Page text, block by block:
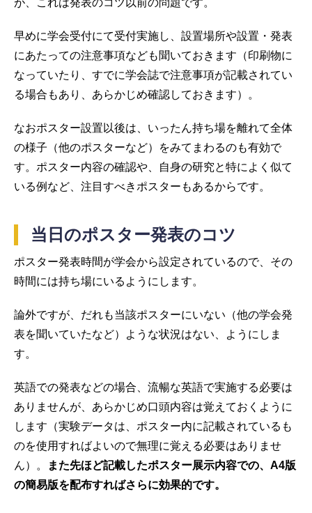
が、これは発表のコツ以前の問題です。
早めに学会受付にて受付実施し、設置場所や設置・発表
にあたっての注意事項なども聞いておきます（印刷物に
なっていたり、すでに学会誌で注意事項が記載されてい
る場合もあり、あらかじめ確認しておきます）。
なおポスター設置以後は、いったん持ち場を離れて全体
の様子（他のポスターなど）をみてまわるのも有効で
す。ポスター内容の確認や、自身の研究と特によく似て
いる例など、注目すべきポスターもあるからです。
当日のポスター発表のコツ
ポスター発表時間が学会から設定されているので、その
時間には持ち場にいるようにします。
論外ですが、だれも当該ポスターにいない（他の学会発
表を聞いていたなど）ような状況はない、ようにしま
す。
英語での発表などの場合、流暢な英語で実施する必要は
ありませんが、あらかじめ口頭内容は覚えておくように
します（実験データは、ポスター内に記載されているも
のを使用すればよいので無理に覚える必要はありませ
ん）。
また先ほど記載したポスター展示内容での、A4版
の簡易版を配布すればさらに効果的です。